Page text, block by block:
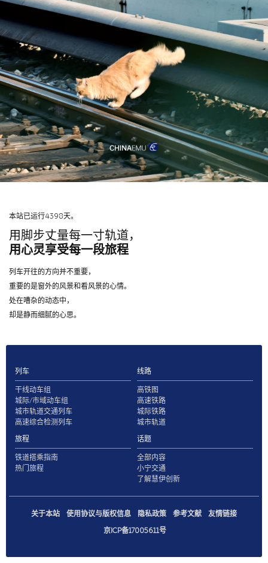
本站已运行4398天。
用脚步丈量每一寸轨道，
用心灵享受每一段旅程
列车开往的方向并不重要，
重要的是窗外的风景和看风景的心情。
处在嘈杂的动态中，
却是静而细腻的心思。
列车
干线动车组
城际/市域动车组
城市轨道交通列车
高速综合检测列车
线路
高铁图
高速铁路
城际铁路
城市轨道
旅程
铁道搭乘指南
热门旅程
话题
全部内容
小宁交通
了解慧伊创新
关于本站 使用协议与版权信息 隐私政策 参考文献
友情链接
京ICP备17005611号